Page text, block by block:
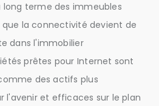
terme des immeubles
la connectivité devient de
dans l'immobilier
prêtes pour Internet sont
des actifs plus
l'avenir et efficaces sur le plan